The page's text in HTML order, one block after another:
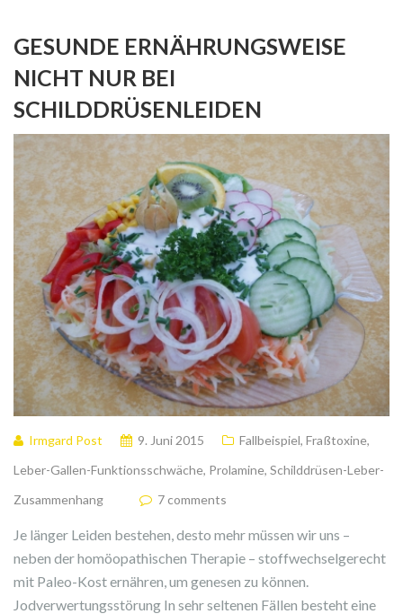
GESUNDE ERNÄHRUNGSWEISE
NICHT NUR BEI
SCHILDDRÜSENLEIDEN
Irmgard Post 9. Juni 2015 Fallbeispiel, Fraßtoxine,
Leber-Gallen-Funktionsschwäche, Prolamine, Schilddrüsen-Leber-
Zusammenhang
7 comments
Je länger Leiden bestehen, desto mehr müssen wir uns –
neben der homöopathischen Therapie – stoffwechselgerecht
mit Paleo-Kost ernähren, um genesen zu können.
Jodverwertungsstörung In sehr seltenen Fällen besteht eine